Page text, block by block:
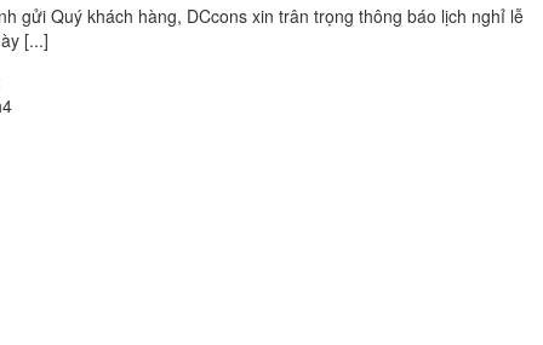
gửi Quý khách hàng, DCcons xin trân trọng thông báo lịch nghỉ lễ
[...]